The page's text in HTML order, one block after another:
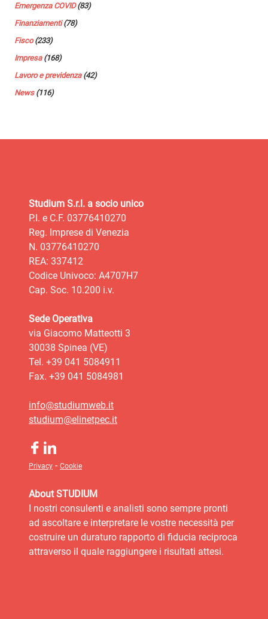
Emergenza COVID(83)
Finanziamenti(78)
Fisco(233)
Impresa(168)
Lavoro e previdenza(42)
News(116)
Studium S.r.l. a socio unico
P.I. e C.F. 03776410270
Reg. Imprese di Venezia
N. 03776410270
REA: 337412
Codice Univoco: A4707H7
Cap. Soc. 10.200 i.v.
Sede Operativa
via Giacomo Matteotti 3
30038 Spinea (VE)
Tel. +39 041 5084911
Fax. +39 041 5084981
info@studiumweb.it
studium@elinetpec.it
Privacy - Cookie
About STUDIUM
I nostri consulenti e analisti sono sempre pronti
ad ascoltare e interpretare le vostre necessità per
costruire un duraturo rapporto di fiducia reciproca
attraverso il quale raggiungere i risultati attesi.